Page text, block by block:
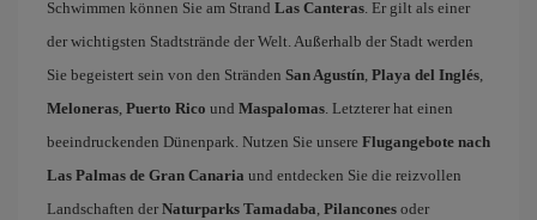
Schwimmen können Sie am Strand Las Canteras. Er gilt als einer
der wichtigsten Stadtstrände der Welt. Außerhalb der Stadt werden
Sie begeistert sein von den Stränden San Agustín, Playa del Inglés,
Meloneras, Puerto Rico und Maspalomas. Letzterer hat einen
beeindruckenden Dünenpark. Nutzen Sie unsere Flugangebote nach
Las Palmas de Gran Canaria und entdecken Sie die reizvollen
Landschaften der Naturparks Tamadaba, Pilancones oder